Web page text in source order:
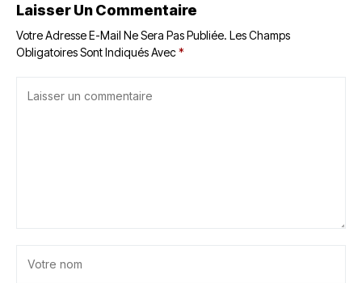
Laisser Un Commentaire
Votre Adresse E-Mail Ne Sera Pas Publiée. Les Champs
Obligatoires Sont Indiqués Avec*